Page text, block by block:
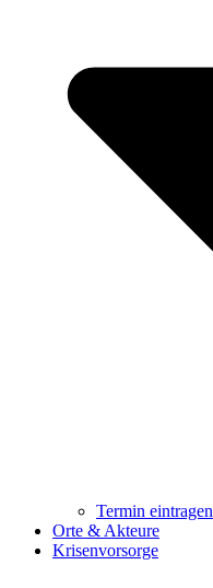
Termin eintragen
Orte & Akteure
Krisenvorsorge